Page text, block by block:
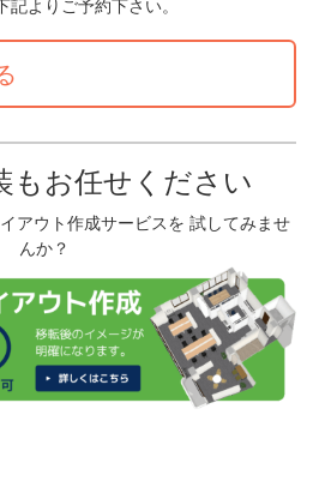
記よりご予約下さい。
もお任せください
アウト作成サービスを 試してみませ
んか？